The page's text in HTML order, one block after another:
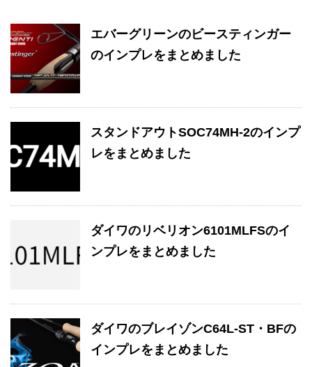
エバーグリーンのビースティンガー
のインプレをまとめました
スタンドアウトSOC74MH-2のインプ
レをまとめました
ダイワのリベリオン6101MLFSのイ
ンプレをまとめました
ダイワのブレイゾンC64L-ST・BFの
インプレをまとめました